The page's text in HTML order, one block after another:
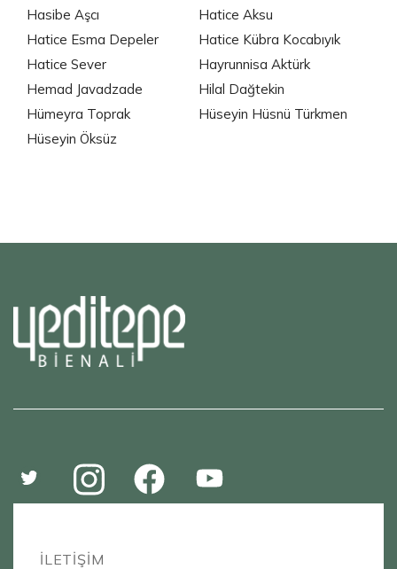
Hasibe Aşcı
Hatice Aksu
Hatice Esma Depeler
Hatice Kübra Kocabıyık
Hatice Sever
Hayrunnisa Aktürk
Hemad Javadzade
Hilal Dağtekin
Hümeyra Toprak
Hüseyin Hüsnü Türkmen
Hüseyin Öksüz
İLETİŞİM